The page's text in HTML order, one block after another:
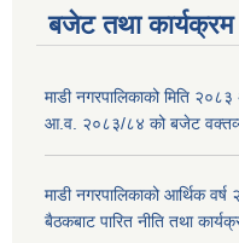
बजेट तथा कार्यक्रम
माडी नगरपालिकाको मिति
आ.व. २०८३/८४ को बजेट
माडी नगरपालिकाको आर्थिक
बैठकबाट पारित नीति तथा